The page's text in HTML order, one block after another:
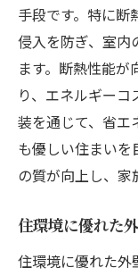
手段です。特に断
侵入を防ぎ、室内
ます。断熱性能
り、エネルギー
装を通じて、省エ
も優しい住まい
の質が向上し、家
住環境に優れた
住環境に優れた外